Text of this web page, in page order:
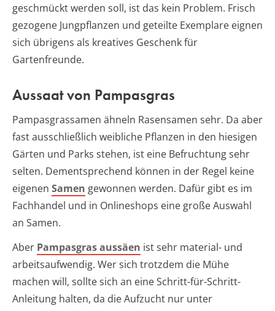
geschmückt werden soll, ist das kein Problem. Frisch
gezogene Jungpflanzen und geteilte Exemplare eignen
sich übrigens als kreatives Geschenk für
Gartenfreunde.
Aussaat von Pampasgras
Pampasgrassamen ähneln Rasensamen sehr. Da aber
fast ausschließlich weibliche Pflanzen in den hiesigen
Gärten und Parks stehen, ist eine Befruchtung sehr
selten. Dementsprechend können in der Regel keine
eigenen Samen gewonnen werden. Dafür gibt es im
Fachhandel und in Onlineshops eine große Auswahl
an Samen.
Aber Pampasgras aussäen ist sehr material- und
arbeitsaufwendig. Wer sich trotzdem die Mühe
machen will, sollte sich an eine Schritt-für-Schritt-
Anleitung halten, da die Aufzucht nur unter